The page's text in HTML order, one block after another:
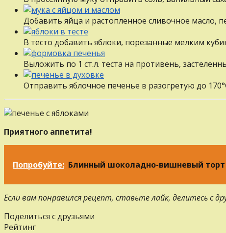
Добавить яйца и растопленное сливочное масло,
В тесто добавить яблоки, порезанные мелким
Выложить по 1 ст.л. теста на противень,
Отправить яблочное печенье в разогретую до
Приятного аппетита!
Попробуйте: Блинный шоколадно-вишневый торт
Если вам понравился рецепт, ставьте лайк, делитесь с
Поделиться с друзьями
Рейтинг